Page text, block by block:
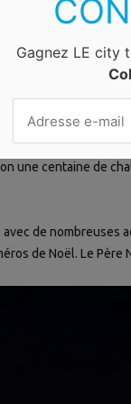
fêtes d’hiver à Breda
ses habitants,
une centaine de
de nombreuses
de Noël. Le Père
Gagnez LE city